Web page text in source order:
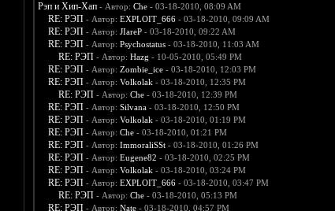
Рэп и Хип-Хап - Автор: Che- 03-18-2010, 08:09 AM
RE: РЭП - Автор: EXPLOIT_666- 03-18-2010, 09:09 AM
RE: РЭП - Автор: JIareP- 03-18-2010, 09:22 AM
RE: РЭП - Автор: Psychostatus- 03-18-2010, 11:03 AM
RE: РЭП - Автор: Hazg - 10-05-2010, 05:49 PM
RE: РЭП - Автор: Zombie_ice- 03-18-2010, 12:03 PM
RE: РЭП - Автор: Volkolak - 03-18-2010, 12:35 PM
RE: РЭП - Автор: Che- 03-18-2010, 12:39 PM
RE: РЭП - Автор: Silvana- 03-18-2010, 12:50 PM
RE: РЭП - Автор: Volkolak - 03-18-2010, 01:19 PM
RE: РЭП - Автор: Che- 03-18-2010, 01:21 PM
RE: РЭП - Автор: ImmoraliSSt- 03-18-2010, 01:26 PM
RE: РЭП - Автор: Eugene82 - 03-18-2010, 02:25 PM
RE: РЭП - Автор: Volkolak - 03-18-2010, 03:24 PM
RE: РЭП - Автор: EXPLOIT_666- 03-18-2010, 03:47 PM
RE: РЭП - Автор: Che- 03-18-2010, 05:13 PM
RE: РЭП - Автор: Nate- 03-18-2010, 04:57 PM